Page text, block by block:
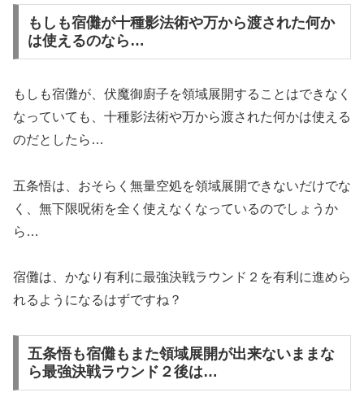
もしも宿儺が十種影法術や万から渡された何か
は使えるのなら…
もしも宿儺が、伏魔御廚子を領域展開することはできなく
なっていても、十種影法術や万から渡された何かは使える
のだとしたら…
五条悟は、おそらく無量空処を領域展開できないだけでな
く、無下限呪術を全く使えなくなっているのでしょうか
ら…
宿儺は、かなり有利に最強決戦ラウンド２を有利に進めら
れるようになるはずですね？
五条悟も宿儺もまた領域展開が出来ないままな
ら最強決戦ラウンド２後は…